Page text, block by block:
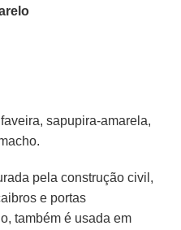
sapupira-amarela,
pela construção civil,
e portas
também é usada em